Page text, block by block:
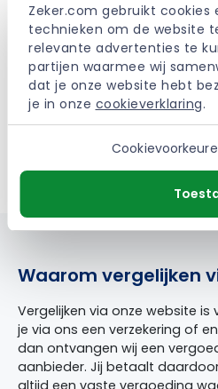
Zeker.com gebruikt cookies
technieken om de website
relevante advertenties te
partijen waarmee wij
dat je onze website hebt
je in onze cookieverklaring.
Duidelijke
Bij ons vind je
Waarom vergelijken
Vergelijken via onze website is
je via ons een verzekering of
dan ontvangen wij een
aanbieder. Jij betaalt